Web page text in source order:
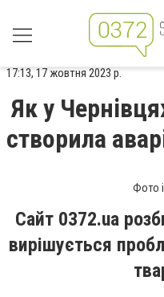
17:13, 17 жовтня 2023 р.
Як у
створила
Фото
Сайт 0372.ua
вирішується